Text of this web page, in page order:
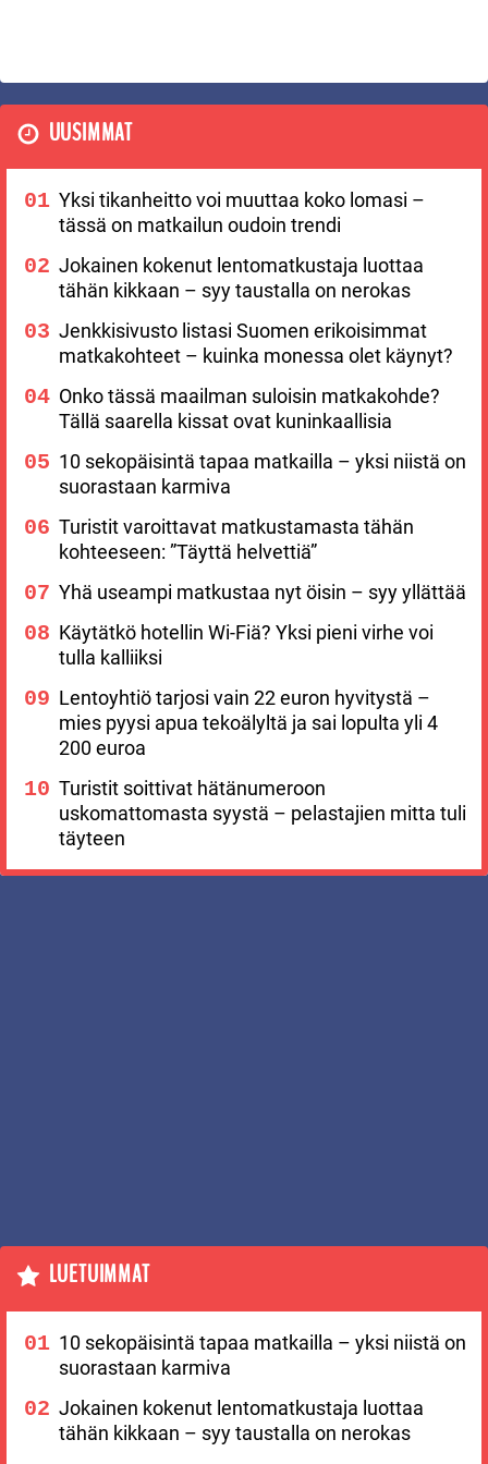
UUSIMMAT
Yksi tikanheitto voi muuttaa koko lomasi –
tässä on matkailun oudoin trendi
Jokainen kokenut lentomatkustaja luottaa
tähän kikkaan – syy taustalla on nerokas
Jenkkisivusto listasi Suomen erikoisimmat
matkakohteet – kuinka monessa olet käynyt?
Onko tässä maailman suloisin matkakohde?
Tällä saarella kissat ovat kuninkaallisia
10 sekopäisintä tapaa matkailla – yksi niistä on
suorastaan karmiva
Turistit varoittavat matkustamasta tähän
kohteeseen: ”Täyttä helvettiä”
Yhä useampi matkustaa nyt öisin – syy yllättää
Käytätkö hotellin Wi-Fiä? Yksi pieni virhe voi
tulla kalliiksi
Lentoyhtiö tarjosi vain 22 euron hyvitystä –
mies pyysi apua tekoälyltä ja sai lopulta yli 4
200 euroa
Turistit soittivat hätänumeroon
uskomattomasta syystä – pelastajien mitta tuli
täyteen
LUETUIMMAT
10 sekopäisintä tapaa matkailla – yksi niistä on
suorastaan karmiva
Jokainen kokenut lentomatkustaja luottaa
tähän kikkaan – syy taustalla on nerokas